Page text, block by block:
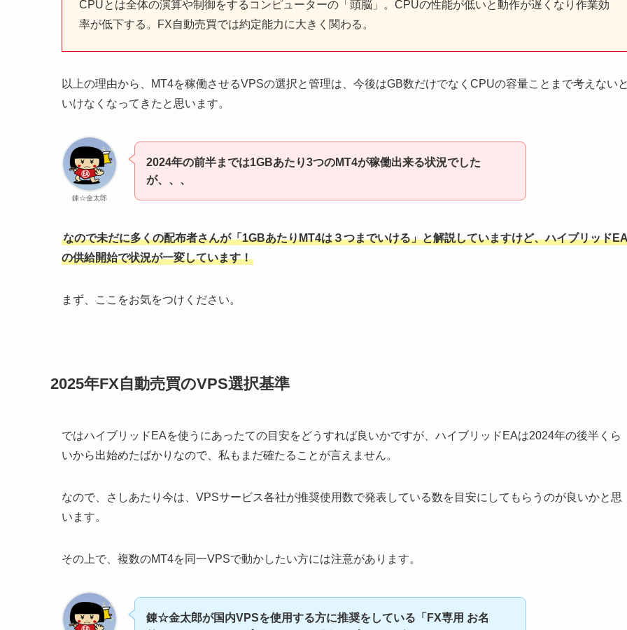
CPUとは全体の演算や制御をするコンピューターの「頭脳」。CPUの性能が低いと動作が遅くなり作業効
率が低下する。FX自動売買では約定能力に大きく関わる。
以上の理由から、MT4を稼働させるVPSの選択と管理は、今後はGB数だけでなくCPUの容量ことまで考えない
いけなくなってきたと思います。
錬☆金太郎
2024年の前半までは1GBあたり3つのMT4が稼働出来る状況でした
が、、、
なので未だに多くの配布者さんが「1GBあたりMT4は３つまでいける」と解説していますけど、ハイブリッド
の供給開始で状況が一変しています！
まず、ここをお気をつけください。
2025年FX自動売買のVPS選択基準
ではハイブリッドEAを使うにあったての目安をどうすれば良いかですが、ハイブリッドEAは2024年の後半くら
いから出始めたばかりなので、私もまだ確たることが言えません。
なので、さしあたり今は、VPSサービス各社が推奨使用数で発表している数を目安にしてもらうのが良いかと思
います。
その上で、複数のMT4を同一VPSで動かしたい方には注意があります。
錬☆金太郎が国内VPSを使用する方に推奨をしている「FX専用 お名